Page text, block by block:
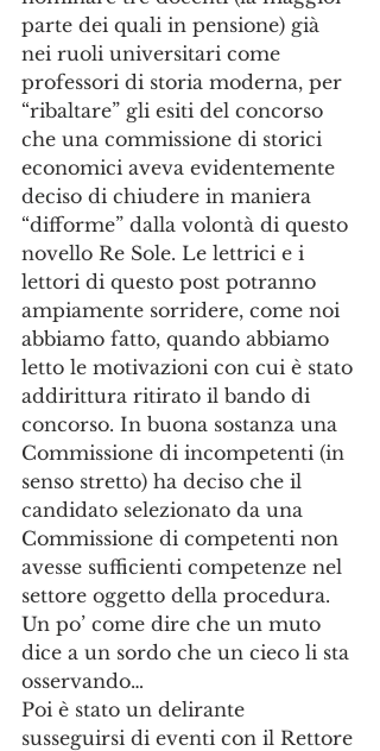
parte dei quali in pensione) già
nei ruoli universitari come
professori di storia moderna, per
“ribaltare” gli esiti del concorso
che una commissione di storici
economici aveva evidentemente
deciso di chiudere in maniera
“difforme” dalla volontà di questo
novello Re Sole. Le lettrici e i
lettori di questo post potranno
ampiamente sorridere, come noi
abbiamo fatto, quando abbiamo
letto le motivazioni con cui è stato
addirittura ritirato il bando di
concorso. In buona sostanza una
Commissione di incompetenti (in
senso stretto) ha deciso che il
candidato selezionato da una
Commissione di competenti non
avesse sufficienti competenze nel
settore oggetto della procedura.
Un po’ come dire che un muto
dice a un sordo che un cieco li sta
osservando…
Poi è stato un delirante
susseguirsi di eventi con il Rettore